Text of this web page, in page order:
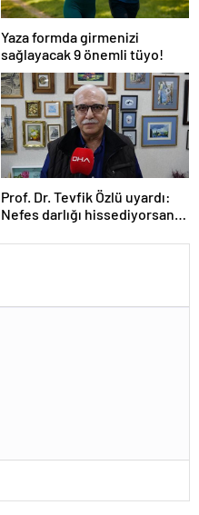
Yaza formda girmenizi
sağlayacak 9 önemli tüyo!
Prof. Dr. Tevfik Özlü uyardı:
Nefes darlığı hissediyorsanız